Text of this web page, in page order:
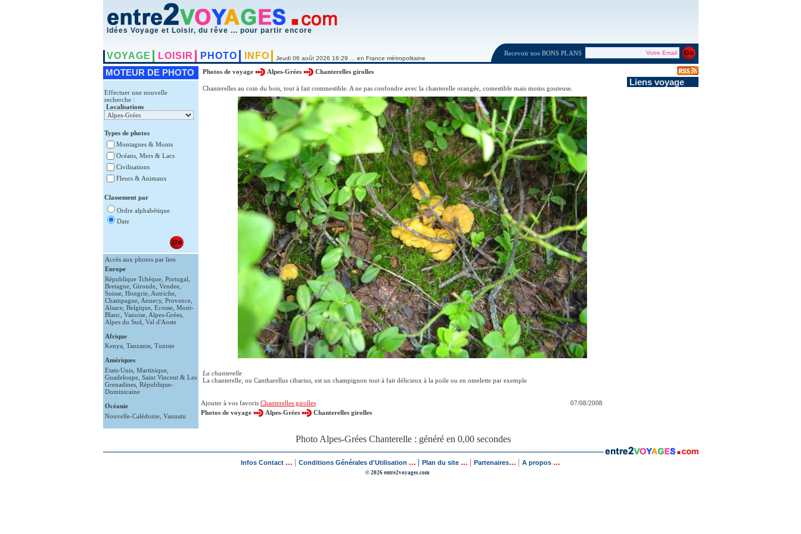
Idées Voyage et Loisir, du rêve ... pour partir encore
VOYAGE LOISIR PHOTO INFO Jeudi 06 août 2026 16:29 ... en France métropolitaine
Recevoir nos BONS PLANS
MOTEUR DE PHOTO
Effectuer une nouvelle
recherche :
Localisations
Types de photos
Montagnes & Monts
Océans, Mers & Lacs
Civilisations
Fleurs & Animaux
Classement par
Ordre alphabétique
Date
Accès aux photos par lien
Europe
République Tchèque, Portugal
Bretagne, Gironde, Vendee,
Suisse, Hongrie, Autriche,
Champagne, Annecy, Provence,
Alsace, Belgique, Ecosse, Mont-
Blanc, Vanoise, Alpes-Grées,
Alpes du Sud Val d'Aoste
Afrique
Kenya Tanzanie, Tunisie
Amériques
Etats-Unis, Martinique,
Guadeloupe, Saint Vincent & Les
Grenadines, République-
Dominicaine
Océanie
Nouvelle-Calédonie, Vanuatu
Photos de voyage Alpes-Grées Chanterelles girolles
Chanterelles au coin du bois, tout à fait commestible. A ne pas confondre avec la chanterelle orangée, comestible mais moins gouteuse.
La chanterelle
La chanterelle, ou Cantharellus cibarius, est un champignon tout à fait délicieux à la poile ou en omelette par exemple
Ajouter à vos favoris Chanterelles girolles
07/08/2008
Photos de voyage
Alpes-Grées Chanterelles girolles
Photo Alpes-Grées Chanterelle : généré en 0,00 secondes
Liens voyage
Infos Contact ... Conditions Générales d'Utilisation ... Plan du site ... Partenaires... A propos ...
© 2026 entre2voyages.com